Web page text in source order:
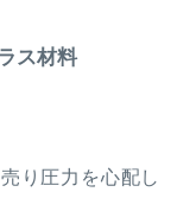
ス材料
り圧力を心配し